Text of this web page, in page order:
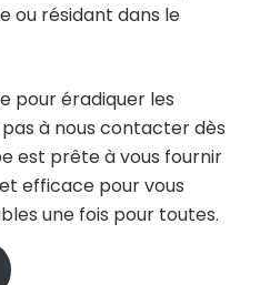
ou résidant dans le
pour éradiquer les
pas à nous contacter dès
est prête à vous fournir
efficace pour vous
une fois pour toutes.